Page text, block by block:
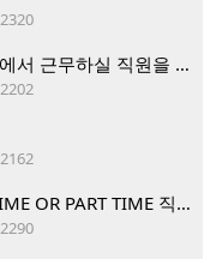
EGP(East Green Purchasing) Corp. 에서 근무하실 직원을 아래와 같이 모집합니다.
LYNNWOOD 지역 CPA 에서 FULL TIME OR PART TIME 직원을 찾습니다